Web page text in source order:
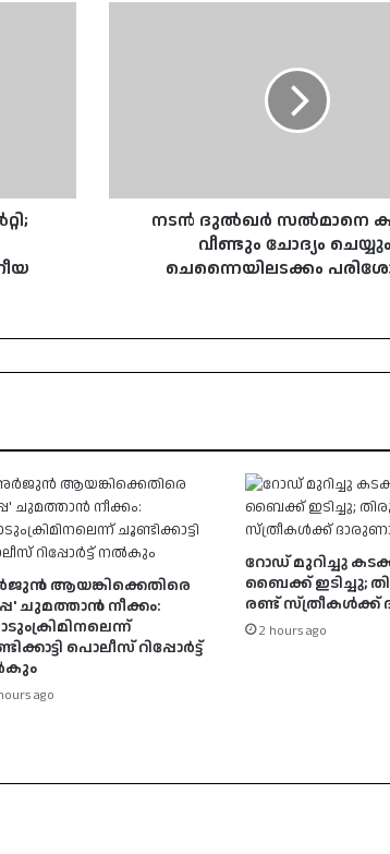
പരിശോധന
നടൻ ദുൽഖർ സൽമാനെ
വീണ്ടും ചോദ്യം
ചെന്നൈയിലടക്കം
ആയങ്കിക്കെതിരെ
ചുമത്താൻ നീക്കം:
പൊലീസ് റിപ്പോർട്ട്
ago
റോഡ് മുറിച്ചു
ബൈക്ക് ഇടിച്ചു;
രണ്ട് സ്ത്രീകള്‍ക്ക്
2 hours ago